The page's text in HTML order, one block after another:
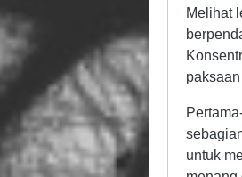
Melihat
untuk